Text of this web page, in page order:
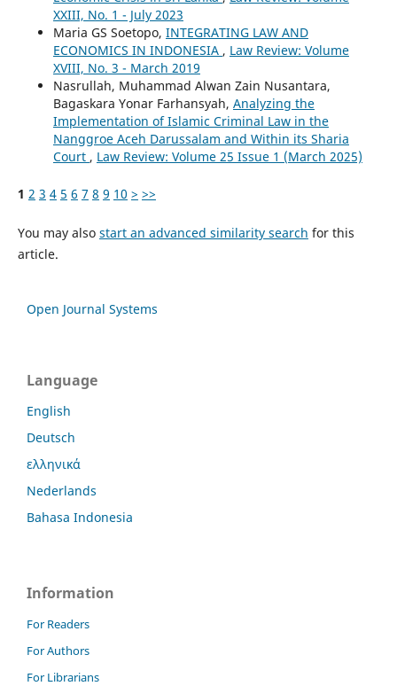
XXIII, No. 1 - July 2023
Maria GS Soetopo, INTEGRATING LAW AND
ECONOMICS IN INDONESIA , Law Review: Volume
XVIII, No. 3 - March 2019
Nasrullah, Muhammad Alwan Zain Nusantara,
Bagaskara Yonar Farhansyah, Analyzing the
Implementation of Islamic Criminal Law in the
Nanggroe Aceh Darussalam and Within its Sharia
Court , Law Review: Volume 25 Issue 1 (March 2025)
1 2 3 4 5 6 7 8 9 10 > >>
You may also start an advanced similarity search for this
article.
Open Journal Systems
Language
English
Deutsch
ελληνικά
Nederlands
Bahasa Indonesia
Information
For Readers
For Authors
For Librarians